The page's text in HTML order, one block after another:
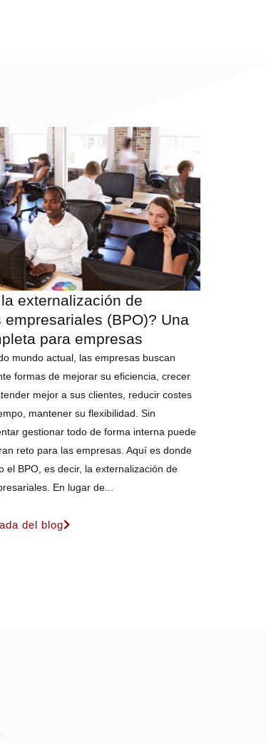
externalización de
empresariales (BPO)? Una
para empresas
mundo actual, las empresas buscan
formas de mejorar su eficiencia, crecer
mejor a sus clientes, reducir costes
mantener su flexibilidad. Sin
gestionar todo de forma interna puede
reto para las empresas. Aquí es donde
el BPO, es decir, la externalización de
En lugar de...
del blog